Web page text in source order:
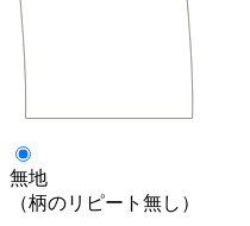
無地
（柄のリピート無し）